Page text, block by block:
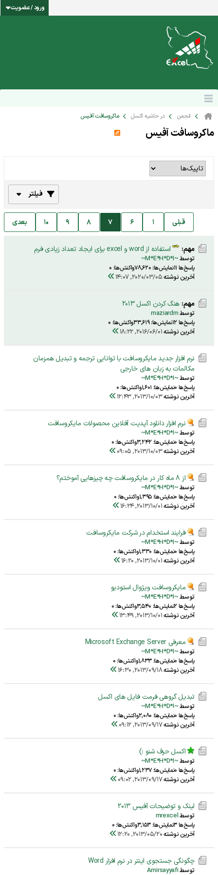
ورود / عضویت
انجمن در حاشیه اکسل ماکروسافت آفیس
ماکروسافت آفیس
فیلتر
قبلی 1
6
7
8
9
10 بعدی
مهم: استفاده از word و excel برای ایجاد تعداد زیادی فرم
توسط~M*E*H*D*I~
پاسخ‌ها 11 نمایش‌ها: 78,620 واکنش‌ها: 0
آخرین نوشته2020/03/05, 14:07
مهم: هنگ کردن اکسل 2013
توسطmaziardm
پاسخ‌ها 12 نمایش‌ها: 33,619 واکنش‌ها: 0
آخرین نوشته2016/06/01, 18:22
نرم افزار جدید مایکروسافت با توانایی ترجمه و تبدیل همزمان
مکالمات به زبان های خارجی
توسط~M*E*H*D*I~
پاسخ‌ها 0 نمایش‌ها: 1,601 واکنش‌ها: 0
آخرین نوشته2013/10/03, 12:43
نرم افزار دانلود آپدیت آفلاین محصولات مایکروسافت
توسط~M*E*H*D*I~
پاسخ‌ها 0 نمایش‌ها: 3,242 واکنش‌ها: 0
آخرین نوشته2013/10/03, 09:05
از 8 ماه کار در مایکروسافت چه چیزهایی آموختم؟
توسط~M*E*H*D*I~
پاسخ‌ها 0 نمایش‌ها: 1,395 واکنش‌ها: 0
آخرین نوشته2013/10/01, 16:24
فرایند استخدام در شرکت مایکروسافت
توسط~M*E*H*D*I~
پاسخ‌ها 0 نمایش‌ها: 1,330 واکنش‌ها: 0
آخرین نوشته2013/10/01, 16:20
مایکروسافت ویژوال استودیو
توسط~M*E*H*D*I~
پاسخ‌ها 2 نمایش‌ها: 3,540 واکنش‌ها: 0
آخرین نوشته2013/10/01, 13:49
معرفی Microsoft Exchange Server
توسط~M*E*H*D*I~
پاسخ‌ها 0 نمایش‌ها: 1,833 واکنش‌ها: 0
آخرین نوشته2013/09/18, 16:30
تبدیل گروهی فرمت فایل های اکسل
توسط~M*E*H*D*I~
پاسخ‌ها 0 نمایش‌ها: 2,080 واکنش‌ها: 0
آخرین نوشته2013/09/17, 09:12
اکسل حرف شنو :)
توسط~M*E*H*D*I~
پاسخ‌ها 0 نمایش‌ها: 1,237 واکنش‌ها: 0
آخرین نوشته2013/09/17, 09:02
لینک و توضیحات آفیس 2013
توسطmrexcel
پاسخ‌ها 3 نمایش‌ها: 3,153 واکنش‌ها: 0
آخرین نوشته2013/05/20, 12:20
چگونگی جستجوی اینتر در نرم افزار Word
توسطAmirsayyafi